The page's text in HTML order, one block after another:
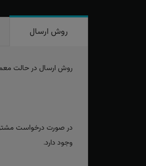
روش ارسال
روش ارسال در حالت
در صورت درخواست
وجود دارد.